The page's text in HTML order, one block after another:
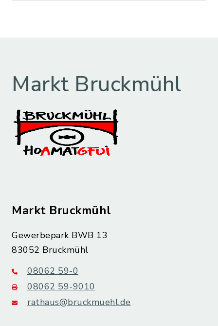
Markt Bruckmühl
Markt Bruckmühl
Gewerbepark BWB 13
83052 Bruckmühl
08062 59-0
08062 59-9010
rathaus@bruckmuehl.de